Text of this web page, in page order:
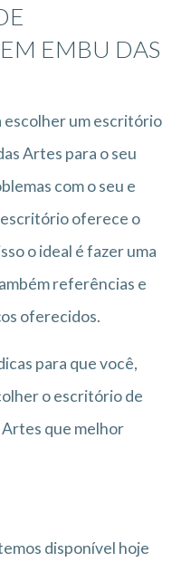
EMBU DAS
escolher um escritório
Artes para o seu
com o seu e
oferece o
o ideal é fazer uma
referências e
oferecidos.
para que você,
o escritório de
que melhor
disponível hoje